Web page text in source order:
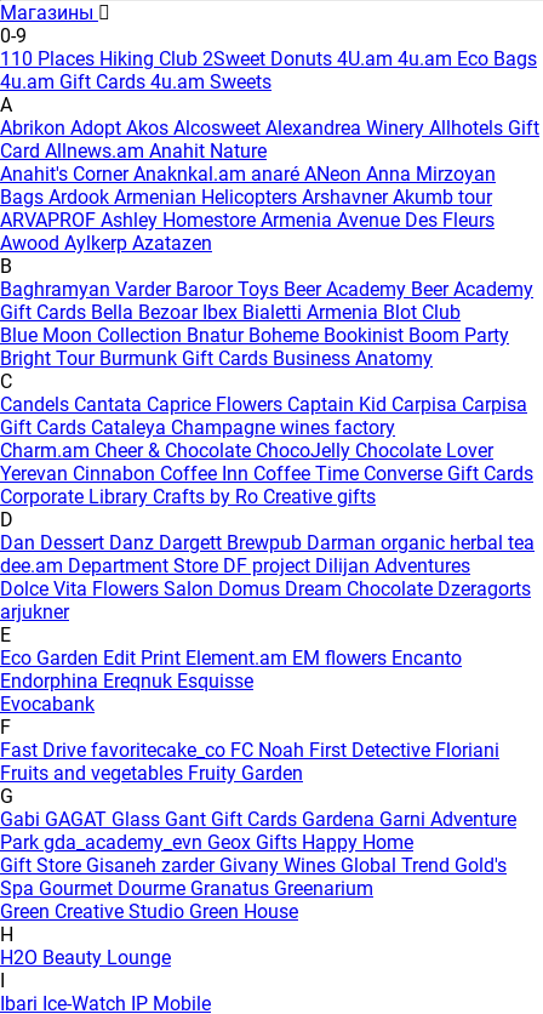
Магазины
0-9
110 Places Hiking Club 2Sweet Donuts 4U.am 4u.am Eco Bags
4u.am Gift Cards 4u.am Sweets
A
Abrikon Adopt Akos Alcosweet Alexandrea Winery Allhotels Gift
Card Allnews.am Anahit Nature
Anahit's CornerAnaknkal.am anaré ANeon Anna Mirzoyan
Bags Ardook Armenian Helicopters Arshavner Akumb tour
ARVAPROF Ashley Homestore Armenia Avenue Des Fleurs
Awood Aylkerp Azatazen
B
Baghramyan Varder Baroor Toys Beer Academy Beer Academy
Gift Cards Bella Bezoar Ibex Bialetti Armenia Blot Club
Blue Moon Collection Bnatur Boheme Bookinist Boom Party
Bright Tour Burmunk Gift Cards Business Anatomy
C
Candels Cantata Caprice Flowers Captain Kid Carpisa Carpisa
Gift Cards Cataleya Champagne wines factory
Charm.am Cheer & Chocolate ChocoJelly Chocolate Lover
Yerevan Cinnabon Coffee Inn Coffee Time Converse Gift Cards
Corporate Library Crafts by Ro Creative gifts
D
Dan Dessert Danz Dargett Brewpub Darman organic herbal tea
dee.am Department Store DF project Dilijan Adventures
Dolce Vita Flowers Salon Domus Dream Chocolate Dzeragorts
arjukner
E
Eco Garden Edit Print Element.am EM flowers Encanto
Endorphina Ereqnuk Esquisse
Evocabank
F
Fast Drive favoritecake_co FC Noah First Detective Floriani
Fruits and vegetables Fruity Garden
G
Gabi GAGAT Glass Gant Gift Cards Gardena Garni Adventure
Park gda_academy_evn Geox Gifts Happy Home
Gift Store Gisaneh zarder Givany Wines Global Trend Gold's
Spa Gourmet Dourme Granatus Greenarium
Green Creative Studio Green House
H
H2O Beauty Lounge
I
Ibari Ice-Watch IP Mobile